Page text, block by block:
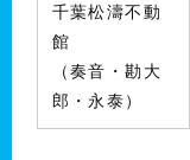
千葉松濤不動
館
（奏音・勘大
郎・永泰）